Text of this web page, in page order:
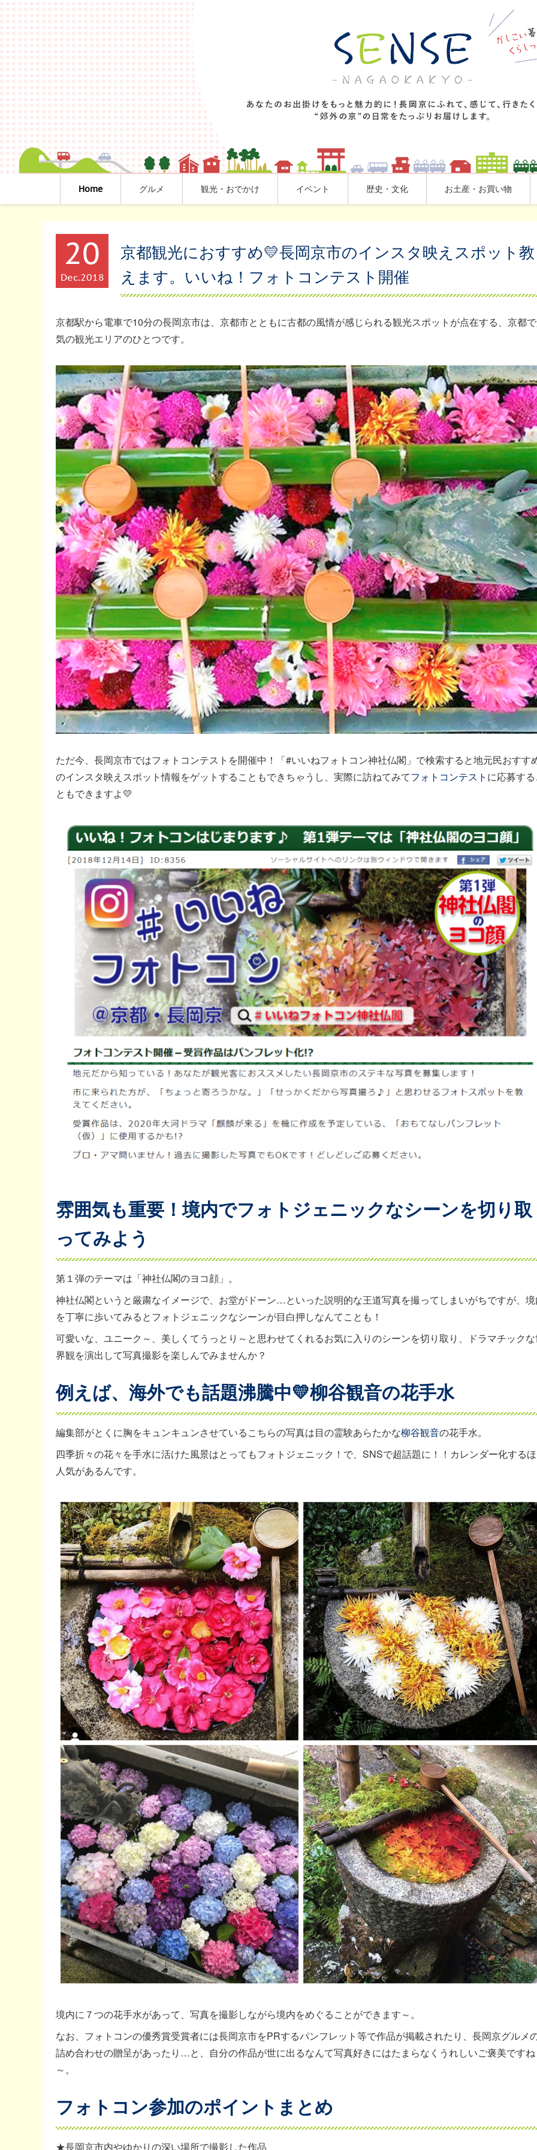
Home グルメ 観光・おでかけ イベント 歴史・文化 お土産・お買い物
20
Dec 2018
京都観光におすすめ💛長岡京市のインスタ映えスポット教
えます。いいね！フォトコンテスト開催
京都駅から電車で10分の長岡京市は、京都市とともに古都の風情が感じられる観光スポットが点在する、京都
気の観光エリアのひとつです。
ただ今、長岡京市ではフォトコンテストを開催中！「#いいねフォトコン神社仏閣」で検索すると地元民おすす
のインスタ映えスポット情報をゲットすることもできちゃうし、実際に訪ねてみてフォトコンテスト に応募す
ともできますよ💛
雰囲気も重要！境内でフォトジェニックなシーンを切り取
ってみよう
第１弾のテーマは「神社仏閣のヨコ顔」。
神社仏閣というと厳粛なイメージで、お堂がドーン…といった説明的な王道写真を撮ってしまいがちですが、
を丁寧に歩いてみるとフォトジェニックなシーンが目白押しなんてことも！
可愛いな、ユニーク～、美しくてうっとり～と思わせてくれるお気に入りのシーンを切り取り、ドラマチック
界観を演出して写真撮影を楽しんでみませんか？
例えば、海外でも話題沸騰中💛柳谷観音の花手水
編集部がとくに胸をキュンキュンさせているこちらの写真は目の霊験あらたかな柳谷観音の花手水。
四季折々の花々を手水に活けた風景はとってもフォトジェニック！で、SNSで超話題に！！カレンダー化する
人気があるんです。
境内に７つの花手水があって、写真を撮影しながら境内をめぐることができます～。
なお、フォトコンの優秀賞受賞者には長岡京市をPRするパンフレット等で作品が掲載されたり、長岡京グルメ
詰め合わせの贈呈があったり…と、自分の作品が世に出るなんて写真好きにはたまらなくうれしいご褒美ですね
～。
フォトコン参加のポイントまとめ
★長岡京市内やゆかりの深い場所で撮影した作品